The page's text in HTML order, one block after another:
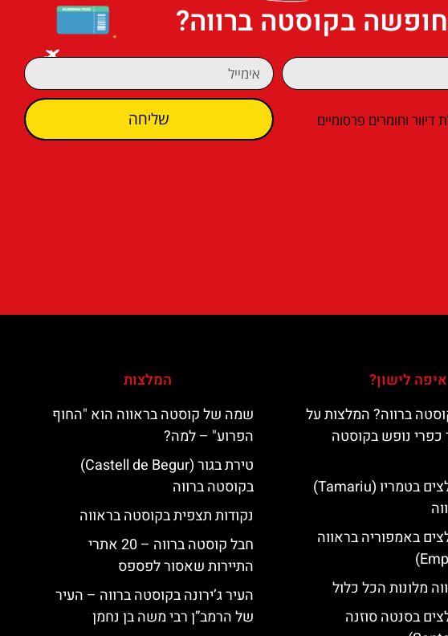
בקוסטה ברווה?
וחומרים פרסומיים שליחה
איפה לישון?
ברווה? המלצות על
כפרי נופש בקוסטה
מלונות מומלצים בטמריו (Tamariu)
באמפוריה בראווה
מלונות הכל כלול
בסנטה סוזנה
המלצות
שמה של קוסטה בראווה הוא "החוף
הפרוע" – למה?
טירת בגור (Castell de Begur)
בקוסטה ברווה
נקודות תצפית בקוסטה בראווה
חבל קוסטה ברווה – 20 אתרי
התיירות שאסור לפספס
העיר ג’ירונה בקוסטה ברווה – העיר
של הרמב”ן רבי משה בן נחמן